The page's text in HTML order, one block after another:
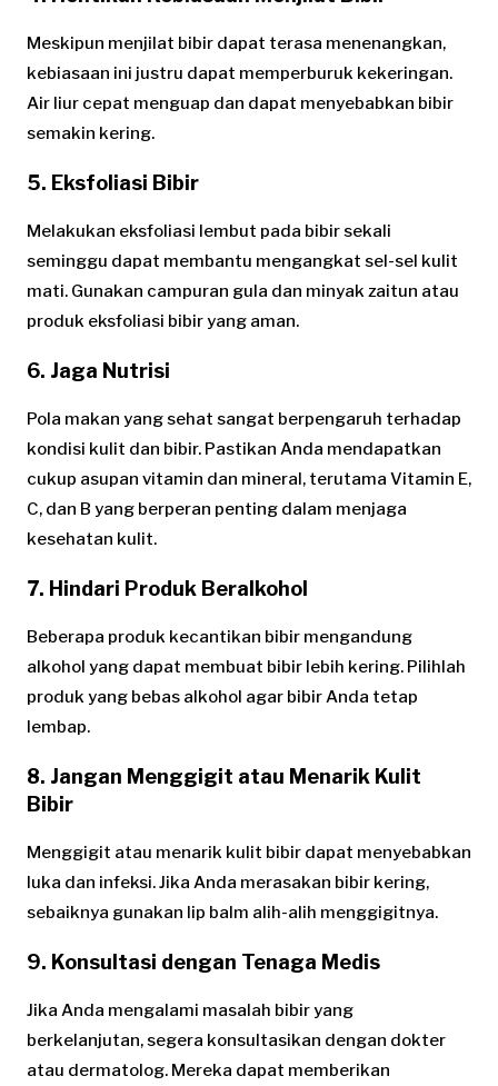
Meskipun menjilat bibir dapat terasa menenangkan,
kebiasaan ini justru dapat memperburuk kekeringan.
Air liur cepat menguap dan dapat menyebabkan bibir
semakin kering.
5. Eksfoliasi Bibir
Melakukan eksfoliasi lembut pada bibir sekali
seminggu dapat membantu mengangkat sel-sel kulit
mati. Gunakan campuran gula dan minyak zaitun atau
produk eksfoliasi bibir yang aman.
6. Jaga Nutrisi
Pola makan yang sehat sangat berpengaruh terhadap
kondisi kulit dan bibir. Pastikan Anda mendapatkan
cukup asupan vitamin dan mineral, terutama Vitamin E,
C, dan B yang berperan penting dalam menjaga
kesehatan kulit.
7. Hindari Produk Beralkohol
Beberapa produk kecantikan bibir mengandung
alkohol yang dapat membuat bibir lebih kering. Pilihlah
produk yang bebas alkohol agar bibir Anda tetap
lembap.
8. Jangan Menggigit atau Menarik Kulit
Bibir
Menggigit atau menarik kulit bibir dapat menyebabkan
luka dan infeksi. Jika Anda merasakan bibir kering,
sebaiknya gunakan lip balm alih-alih menggigitnya.
9. Konsultasi dengan Tenaga Medis
Jika Anda mengalami masalah bibir yang
berkelanjutan, segera konsultasikan dengan dokter
atau dermatolog. Mereka dapat memberikan